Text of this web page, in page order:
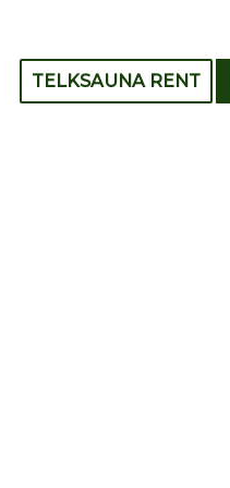
TELKSAUNA RENT